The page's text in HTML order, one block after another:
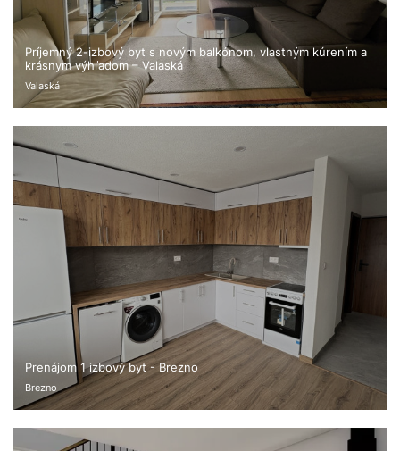
Príjemný 2-izbový byt s novým balkónom, vlastným kúrením a
krásnym výhľadom – Valaská
Valaská
Prenájom 1 izbový byt - Brezno
Brezno